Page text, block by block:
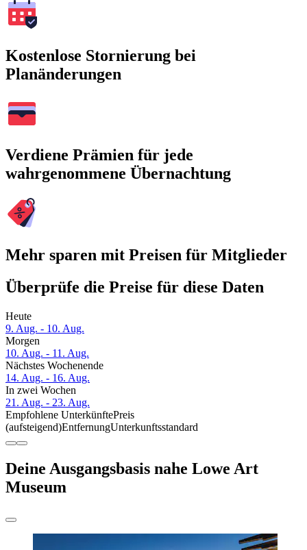
Kostenlose Stornierung bei
Planänderungen
Verdiene Prämien für jede
wahrgenommene Übernachtung
Mehr sparen mit Preisen für Mitglieder
Überprüfe die Preise für diese Daten
Heute
9. Aug. - 10. Aug.
Morgen
10. Aug. - 11. Aug.
Nächstes Wochenende
14. Aug. - 16. Aug.
In zwei Wochen
21. Aug. - 23. Aug.
Empfohlene UnterkünftePreis
(aufsteigend)EntfernungUnterkunftsstandard
Deine Ausgangsbasis nahe Lowe Art
Museum